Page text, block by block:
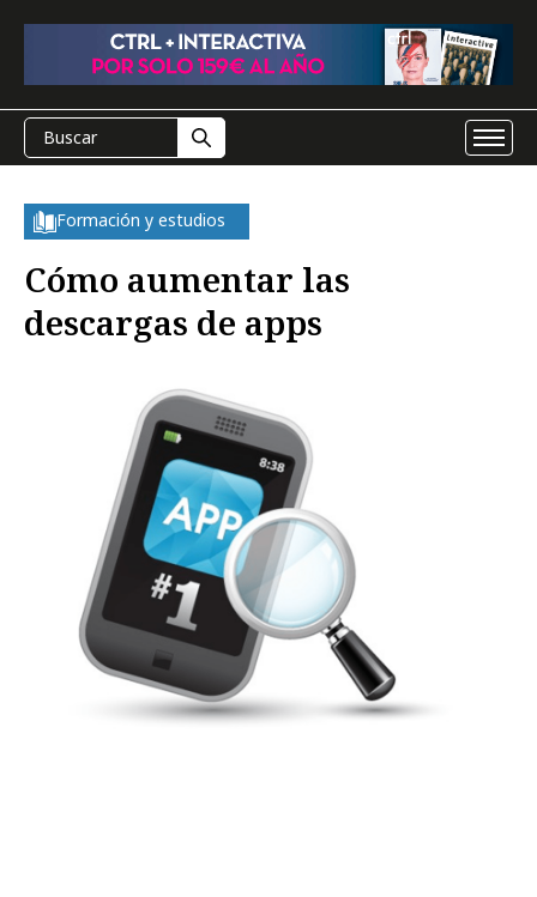
Formación y estudios
Cómo aumentar las
descargas de apps